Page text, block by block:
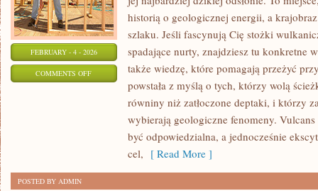
FEBRUARY - 4 - 2026
COMMENTS OFFON
ATMOSFERYCZNE
historią o geologicznej energii, a
szlaku. Jeśli fascynują Cię stożki
spadające nurty, znajdziesz tu konkretne
także wiedzę, które pomagają przeżyć
powstała z myślą o tych, którzy wolą
równiny niż zatłoczone deptaki, i którzy
wybierają geologiczne fenomeny.
być odpowiedzialna, a jednocześnie
cel, [ Read More ]
POSTED BY ADMIN